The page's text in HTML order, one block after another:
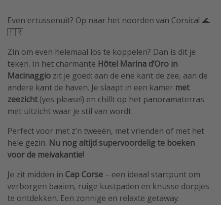
Even ertussenuit? Op naar het noorden van Corsica! 🌊
🇫🇷
Zin om even helemaal los te koppelen? Dan is dit je
teken. In het charmante Hôtel Marina d’Oro in
Macinaggio zit je goed: aan de ene kant de zee, aan de
andere kant de haven. Je slaapt in een kamer met
zeezicht(yes please!) en chillt op het panoramaterras
met uitzicht waar je stil van wordt.
Perfect voor met z’n tweeën, met vrienden of met het
hele gezin. Nu nog altijd supervoordelig te boeken
voor de meivakantie!
Je zit midden in Cap Corse – een ideaal startpunt om
verborgen baaien, ruige kustpaden en knusse dorpjes
te ontdekken. Een zonnige en relaxte getaway.